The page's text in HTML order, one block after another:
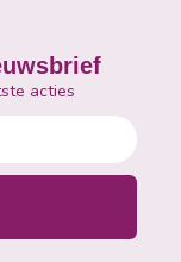
acties